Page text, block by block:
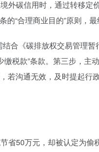
外碳信用时，通过转移定
“合理商业目的”原则，最
合《碳排放权交易管理
税款”条款。第三步，主
若沟通无效，及时提起行
省50万元，却被认定为偷